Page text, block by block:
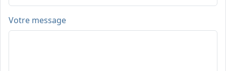
Votre message